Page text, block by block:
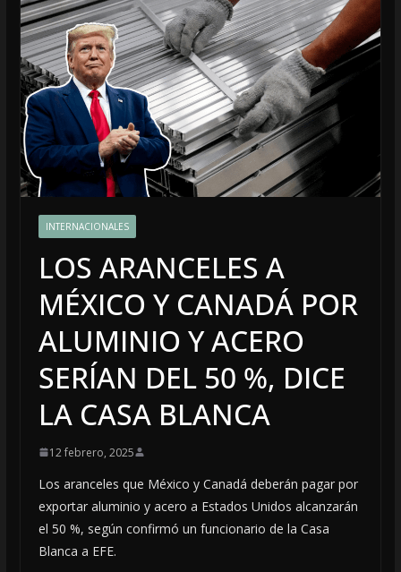
INTERNACIONALES
LOS ARANCELES A
MÉXICO Y CANADÁ POR
ALUMINIO Y ACERO
SERÍAN DEL 50 %, DICE
LA CASA BLANCA
12 febrero, 2025
Los aranceles que México y Canadá deberán pagar por
exportar aluminio y acero a Estados Unidos alcanzarán
el 50 %, según confirmó un funcionario de la Casa
Blanca a EFE.